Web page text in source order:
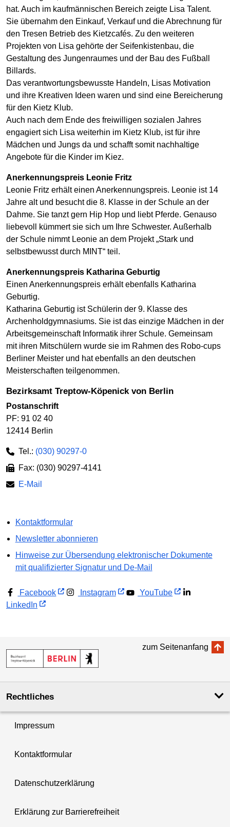
hat. Auch im kaufmännischen Bereich zeigte Lisa Talent.
Sie übernahm den Einkauf, Verkauf und die Abrechnung für
den Tresen Betrieb des Kietzcafés. Zu den weiteren
Projekten von Lisa gehörte der Seifenkistenbau, die
Gestaltung des Jungenraumes und der Bau des Fußball
Billards.
Das verantwortungsbewusste Handeln, Lisas Motivation
und ihre Kreativen Ideen waren und sind eine Bereicherung
für den Kietz Klub.
Auch nach dem Ende des freiwilligen sozialen Jahres
engagiert sich Lisa weiterhin im Kietz Klub, ist für ihre
Mädchen und Jungs da und schafft somit nachhaltige
Angebote für die Kinder im Kiez.
Anerkennungspreis Leonie Fritz
Leonie Fritz erhält einen Anerkennungspreis. Leonie ist 14
Jahre alt und besucht die 8. Klasse in der Schule an der
Dahme. Sie tanzt gern Hip Hop und liebt Pferde. Genauso
liebevoll kümmert sie sich um Ihre Schwester. Außerhalb
der Schule nimmt Leonie an dem Projekt „Stark und
selbstbewusst durch MINT“ teil.
Anerkennungspreis Katharina Geburtig
Einen Anerkennungspreis erhält ebenfalls Katharina
Geburtig.
Katharina Geburtig ist Schülerin der 9. Klasse des
Archenholdgymnasiums. Sie ist das einzige Mädchen in der
Arbeitsgemeinschaft Informatik ihrer Schule. Gemeinsam
mit ihren Mitschülern wurde sie im Rahmen des Robo-cups
Berliner Meister und hat ebenfalls an den deutschen
Meisterschaften teilgenommen.
Bezirksamt Treptow-Köpenick von Berlin
Postanschrift
PF: 91 02 40
12414 Berlin
Tel.: (030) 90297-0
Fax: (030) 90297-4141
E-Mail
Kontaktformular
Newsletter abonnieren
Hinweise zur Übersendung elektronischer Dokumente
mit qualifizierter Signatur und De-Mail
Facebook Instagram
YouTube
LinkedIn
zum Seitenanfang
Rechtliches
Impressum
Kontaktformular
Datenschutzerklärung
Erklärung zur Barrierefreiheit